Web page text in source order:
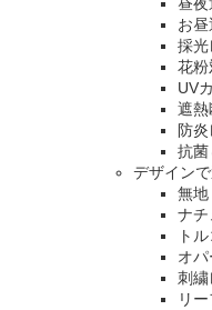
お
採光
花粉
UV
遮熱
防
抗菌
デザイン
無地
ナチ
ト
オ
刺繍
リ